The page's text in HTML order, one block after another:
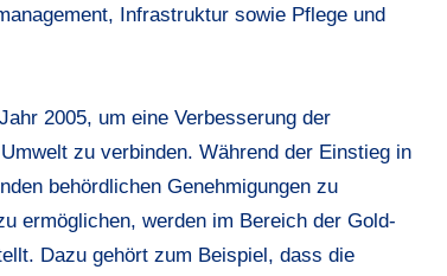
Infrastruktur sowie Pflege und
2005, um eine Verbesserung der
zu verbinden. Während der Einstieg in
behördlichen Genehmigungen zu
ermöglichen, werden im Bereich der Gold-
Dazu gehört zum Beispiel, dass die